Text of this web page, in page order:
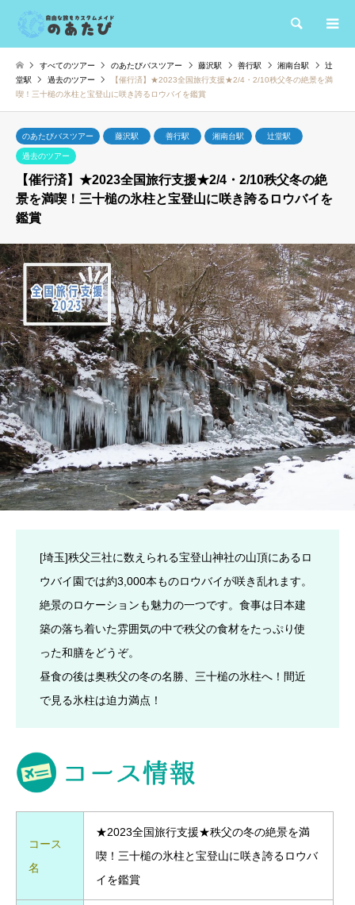
検索
すべてのツアー のあたびバスツアー 藤沢駅 善行駅 湘南台駅
辻
堂駅
過去のツアー
【催行済】★2023全国旅行支援★2/4・2/10秩父冬の絶景を満
喫！三十槌の氷柱と宝登山に咲き誇るロウバイを鑑賞
のあたびバスツアー 藤沢駅 善行駅 湘南台駅 辻堂駅
過去のツアー
【催行済】★2023全国旅行支援★2/4・2/10秩父冬の絶
景を満喫！三十槌の氷柱と宝登山に咲き誇るロウバイを
鑑賞
[埼玉]秩父三社に数えられる宝登山神社の山頂にあるロ
ウバイ園では約3,000本ものロウバイが咲き乱れます。
絶景のロケーションも魅力の一つです。食事は日本建
築の落ち着いた雰囲気の中で秩父の食材をたっぷり使
った和膳をどうぞ。
昼食の後は奥秩父の冬の名勝、三十槌の氷柱へ！間近
で見る氷柱は迫力満点！
コース
名
★2023全国旅行支援★秩父の冬の絶景を満
喫！三十槌の氷柱と宝登山に咲き誇るロウバ
イを鑑賞